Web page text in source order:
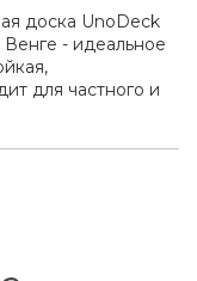
доска UnoDeck
- идеальное
для частного и